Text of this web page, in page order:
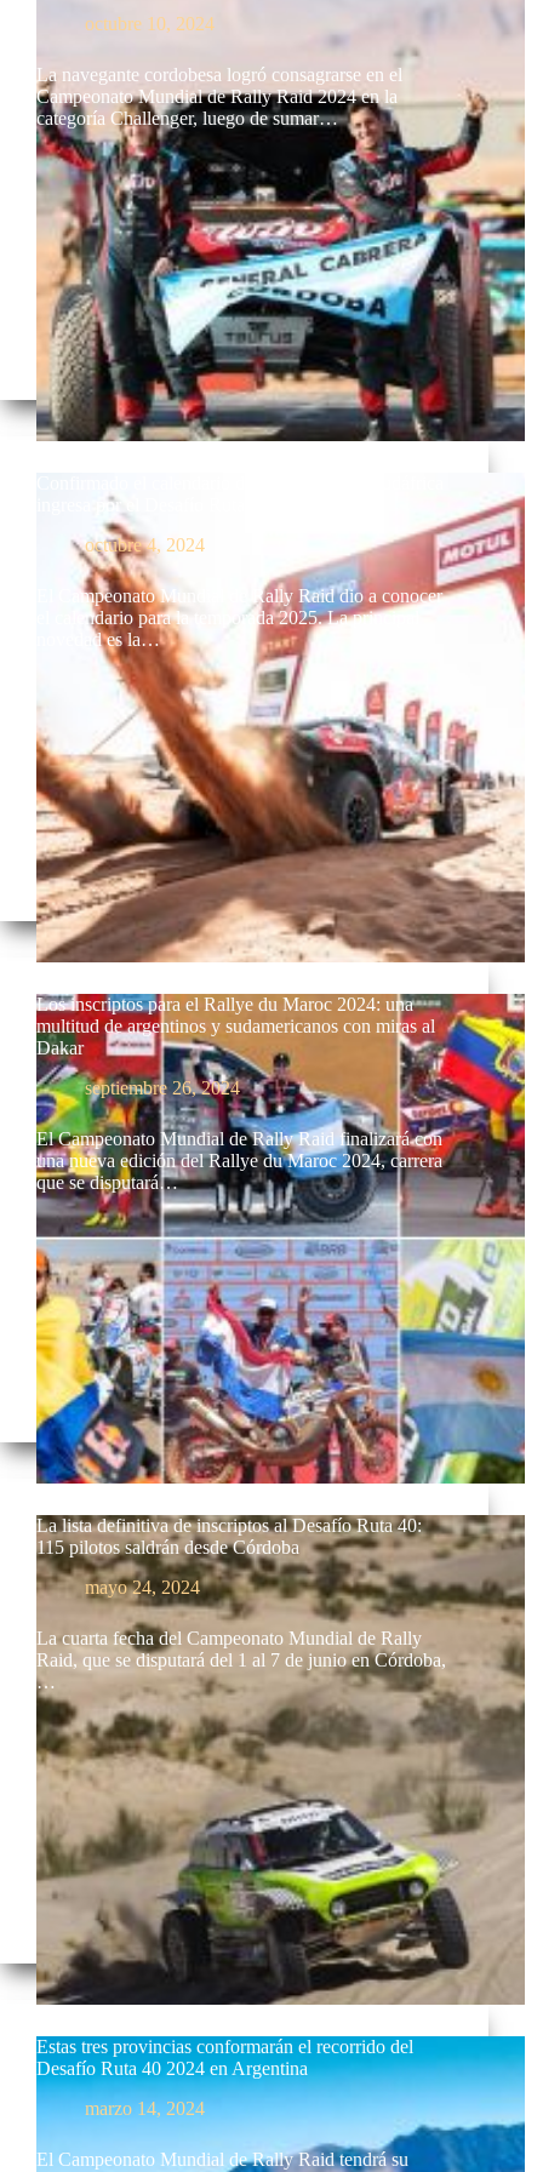
octubre 10, 2024
La navegante cordobesa logró consagrarse en el
Campeonato Mundial de Rally Raid 2024 en la
categoría Challenger, luego de sumar…
ingresa por el Desafío Ruta 40 de Argentina
octubre 4, 2024
El Campeonato Mundial de Rally Raid dio a conocer
el calendario para la temporada 2025. La principal
novedad es la…
Los inscriptos para el Rallye du Maroc 2024: una
multitud de argentinos y sudamericanos con miras al
Dakar
septiembre 26, 2024
El Campeonato Mundial de Rally Raid finalizará con
una nueva edición del Rallye du Maroc 2024, carrera
que se disputará…
La lista definitiva de inscriptos al Desafío Ruta 40:
115 pilotos saldrán desde Córdoba
mayo 24, 2024
La cuarta fecha del Campeonato Mundial de Rally
Raid, que se disputará del 1 al 7 de junio en Córdoba,
…
Estas tres provincias conformarán el recorrido del
Desafío Ruta 40 2024 en Argentina
marzo 14, 2024
El Campeonato Mundial de Rally Raid tendrá su